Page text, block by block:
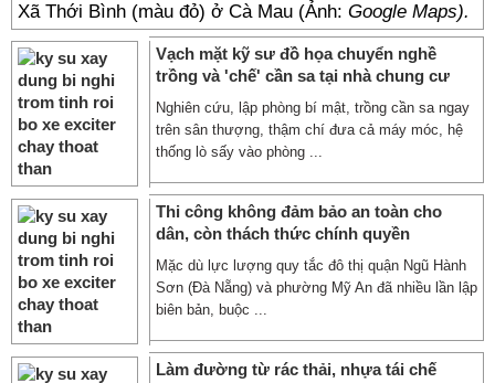
Xã Thới Bình (màu đỏ) ở Cà Mau (Ảnh: Google Maps).
Vạch mặt kỹ sư đồ họa chuyển nghề
trồng và 'chế' cần sa tại nhà chung cư
Nghiên cứu, lập phòng bí mật, trồng cần sa ngay
trên sân thượng, thậm chí đưa cả máy móc, hệ
thống lò sấy vào phòng ...
Thi công không đảm bảo an toàn cho
dân, còn thách thức chính quyền
Mặc dù lực lượng quy tắc đô thị quận Ngũ Hành
Sơn (Đà Nẵng) và phường Mỹ An đã nhiều lần lập
biên bản, buộc ...
Làm đường từ rác thải, nhựa tái chế